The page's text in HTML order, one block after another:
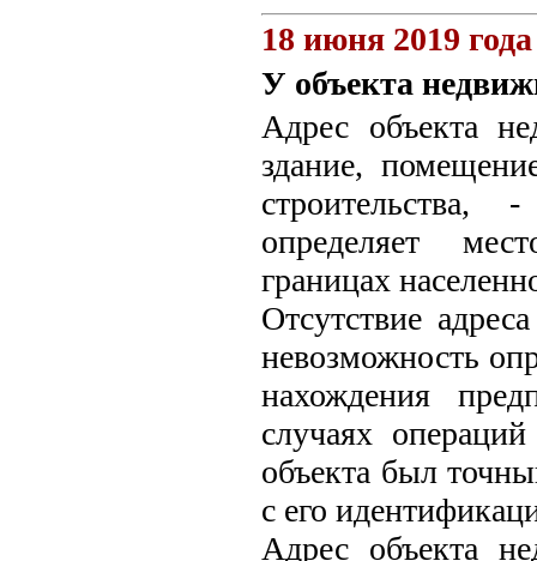
18 июня 2019 года
У объекта
Адрес объекта
здание,
строительства,
определяет
границах
Отсутствие
невозможность
нахождения
случаях
объекта был
с его
Адрес объекта